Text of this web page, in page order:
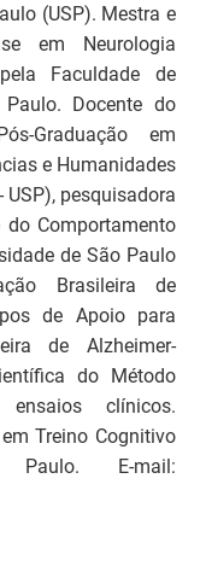
(USP). Mestra e
em Neurologia
Faculdade de
Docente do
Graduação em
e Humanidades
USP), pesquisadora
Comportamento
de São Paulo
Brasileira de
de Apoio para
de Alzheimer-
do Método
clínicos.
Treino Cognitivo
E-mail: